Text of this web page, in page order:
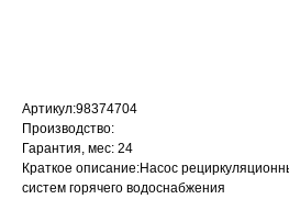
Артикул:98374704
Производство:
Гарантия, мес: 24
Краткое описание:Насос
систем горячего водоснабжения